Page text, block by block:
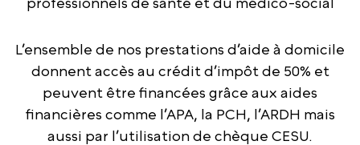
L’ensemble de nos prestations d’aide à domicile
donnent accès au crédit d’impôt de 50% et
peuvent être financées grâce aux aides
financières comme l’APA, la PCH, l’ARDH mais
aussi par l’utilisation de chèque CESU.